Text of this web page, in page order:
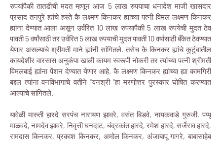
रुपयांपैकी तातडीची मदत म्हणून आज 5 लाख रुपयाचा धनादेश माजी खासदार
प्रसाद तनपुरे ह्यांचे हस्ते कै लक्ष्मण किनकर ह्यांच्या पत्नी विमल लक्ष्मण किनकर
ह्यांना देण्यात आला असून उर्वरित 10 लाख रुपयापैकी 5 लाख रुपयेची मुदत ठेव
पावती 5 वर्षांसाठी तर उर्वरित 5 लाख रुपयाची मुदत पावती 10 वर्षासाठी बँकेत ठेवण्यात
येणार असल्याचे श्रीमती माने ह्यांनी सांगितले. तसेच कै किनकर ह्यांचे कुटुंबातील
कायदेशीर वारसास अनुकंपा खाली कायम स्वरूपी नोकरी तर त्यांच्या पत्नी श्रीमती
विमलबाई ह्यांना पेंशन देण्यात येणार आहे. कै लक्ष्मण किनकर ह्यांच्या ह्या कामगिरी
बद्दल त्यांना वनविभागाचे वतीने "वनश्री "हा मरणोत्तर पुरस्कार घोषित करण्यात
आल्याचे सांगितले.
यावेळी मारुती हारदे सरपंच नारायण झावरे, वसंत बिडवे, नायकवाडे गुरुजी, पप्पू
माळवदे, नामदेव झावरे, निवृत्ती घनदाट, चंद्रकांत हारदे, रमेश हारदे, सर्जेराव हारदे,
रामदास किनकर, प्रकाश किनकर, अमोल किनकर, अंजाबापू गागरे, बाबासाहेब